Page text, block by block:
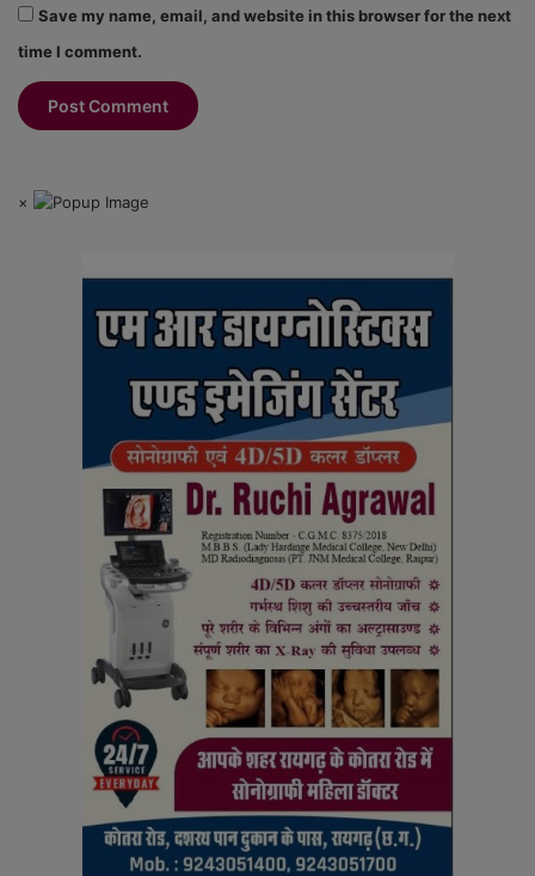
Save my name, email, and website in this browser for the next
time I comment.
×